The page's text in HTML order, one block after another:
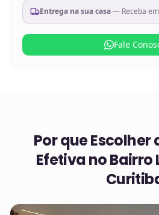
Entrega na sua casa— Receba em
Fale
Por que Escolher
Efetiva noBairro